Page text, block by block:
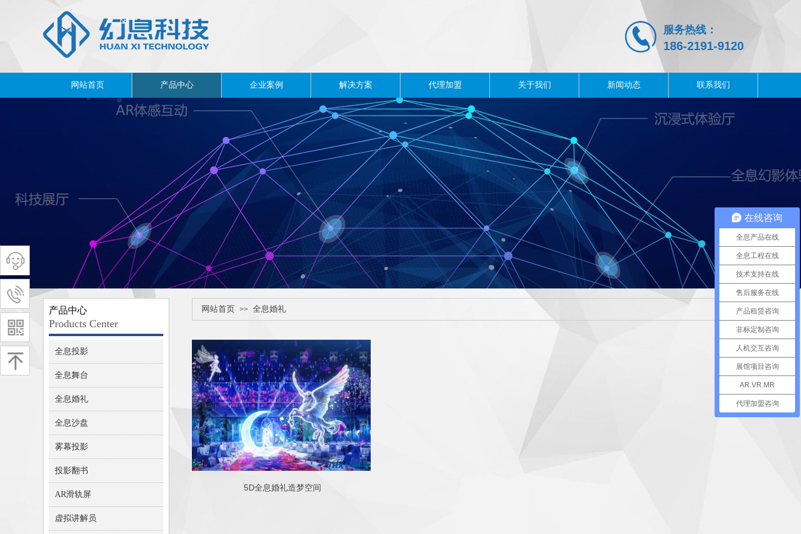
服务热线：
186-2191-9120
网站首页 产品中心 企业案例 解决方案 代理加盟 关于我们 新闻动态 联系我们
全息投影
全息舞台
全息婚礼
全息沙盘
雾幕投影
投影翻书
AR滑轨屏
虚拟讲解员
产品中心
Products Center
网站首页 >> 全息婚礼
5D全息婚礼造梦空间
在线咨询
全息产品在线
全息工程在线
技术支持在线
售后服务在线
产品租赁咨询
非标定制咨询
人机交互咨询
展馆项目咨询
AR.VR.MR
代理加盟咨询